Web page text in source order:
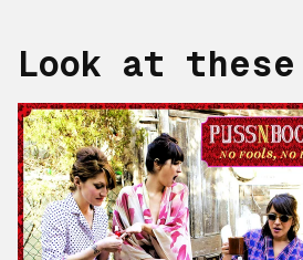
Look at these